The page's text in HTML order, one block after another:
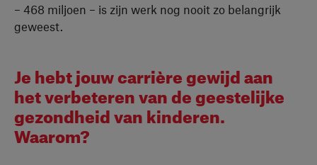
– 468 miljoen – is zijn werk nog nooit zo belangrijk
geweest.
Je hebt jouw carrière gewijd aan
het verbeteren van de geestelijke
gezondheid van kinderen.
Waarom?